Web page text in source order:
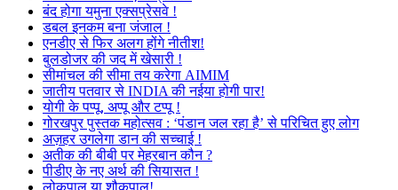
बंद होगा यमुना एक्सप्रेसवे !
डबल इनकम बना जंजाल !
एनडीए से फिर अलग होंगे नीतीश!
बुलडोजर की जद में खेसारी !
सीमांचल की सीमा तय करेगा AIMIM
जातीय पतवार से INDIA की नईया होगी पार!
योगी के पप्पू, अप्पू और टप्पू !
गोरखपुर पुस्तक महोत्सव : ‘पंडान जल रहा है’ से परिचित हुए लोग
अज़हर उगलेगा डान की सच्चाई !
अतीक की बीबी पर मेहरबान कौन ?
पीडीए के नए अर्थ की सियासत !
लोकपाल या शौकपाल!